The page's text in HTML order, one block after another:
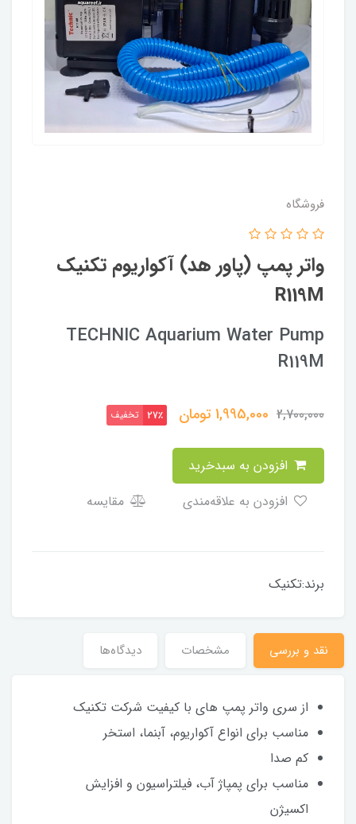
فروشگاه
واتر پمپ (پاور هد) آکواریوم تکنیک
R119M
TECHNIC Aquarium Water Pump
R119M
2,700,000
1,995,000تومان 27٪ تخفیف
مقایسه
برند:تکنیک
نقد و بررسی مشخصات دیدگاه‌ها
از سری واتر پمپ های با کیفیت شرکت تکنیک
مناسب برای انواع آکواریوم، آبنما، استخر
کم صدا
مناسب برای پمپاژ آب، فیلتراسیون و افزایش
اکسیژن